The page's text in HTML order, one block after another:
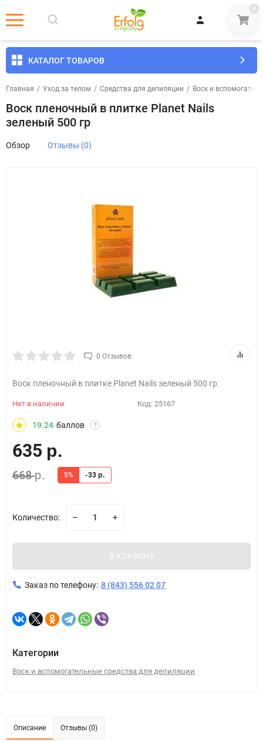
0
КАТАЛОГ ТОВАРОВ
Главная / Уход за телом / Средства для депиляции / Воск и
Воск пленочный в плитке Planet Nails
зеленый 500 гр
Обзор Отзывы (0)
0 Отзывов
Воск пленочный в плитке Planet Nails зеленый 500 гр
Нет в наличии Код: 25167
19.24 баллов ?
635 р.
668р. 5% -33 р.
Количество:
В КОРЗИНУ
Заказ по телефону: 8 (843) 556 02 07
Категории
Воск и вспомогательные средства для депиляции
Описание Отзывы (0)